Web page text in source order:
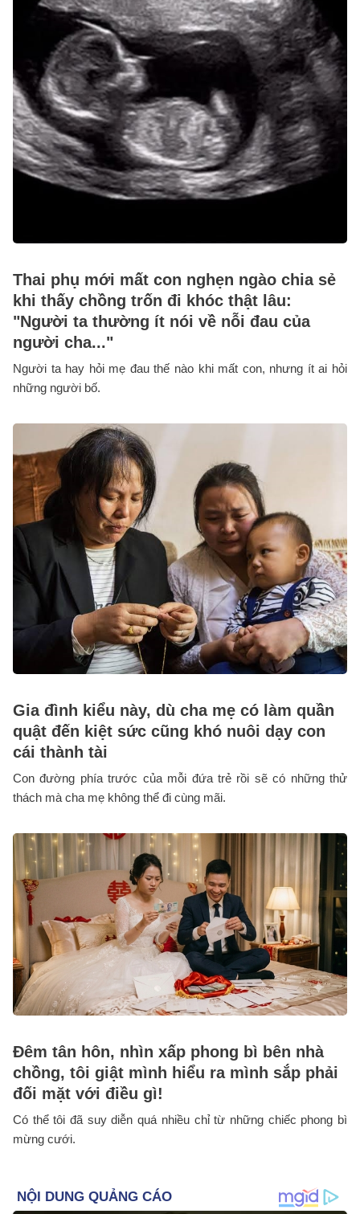
Thai phụ mới mất con nghẹn ngào chia sẻ
khi thấy chồng trốn đi khóc thật lâu:
"Người ta thường ít nói về nỗi đau của
người cha..."
Người ta hay hỏi mẹ đau thế nào khi mất con, nhưng ít ai hỏi
những người bố.
Gia đình kiểu này, dù cha mẹ có làm quần
quật đến kiệt sức cũng khó nuôi dạy con
cái thành tài
Con đường phía trước của mỗi đứa trẻ rồi sẽ có những thử
thách mà cha mẹ không thể đi cùng mãi.
Đêm tân hôn, nhìn xấp phong bì bên nhà
chồng, tôi giật mình hiểu ra mình sắp phải
đối mặt với điều gì!
Có thể tôi đã suy diễn quá nhiều chỉ từ những chiếc phong bì
mừng cưới.